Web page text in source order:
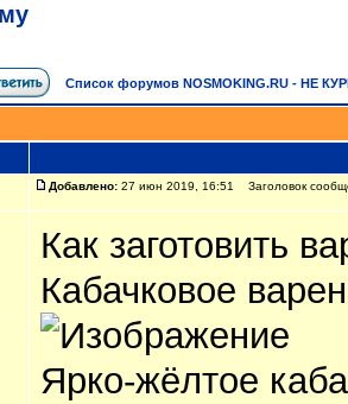
Список форумов NOSMOKING.RU - НЕ
Добавлено: 27 июн 2019, 16:51 Заголовок
Как заготовить
Кабачковое
Ярко-жёлтое